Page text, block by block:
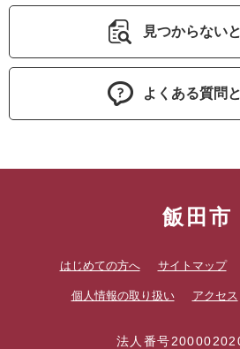
見つからない
よくある質問
飯田市
はじめての方へ サイトマップ
個人情報の取り扱い アクセス
法人番号